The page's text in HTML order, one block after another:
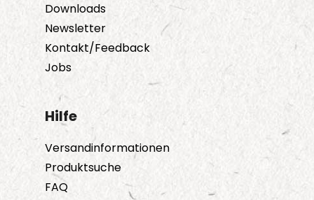
Downloads
Newsletter
Kontakt/Feedback
Jobs
Hilfe
Versandinformationen
Produktsuche
FAQ